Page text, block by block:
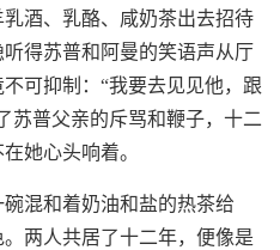
酒、乳酪、咸奶茶出去招待
得苏普和阿曼的笑语声从厅
可抑制：“我要去见见他，跟
苏普父亲的斥骂和鞭子，十二
她心头响着。
混和着奶油和盐的热茶给
两人共居了十二年，便像是